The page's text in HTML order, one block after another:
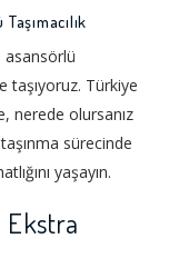
asansörlü
taşıyoruz. Türkiye
nerede olursanız
sürecinde
yaşayın.
Ekstra